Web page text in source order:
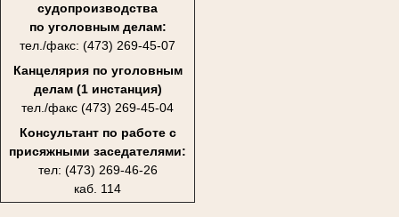
судопроизводства
по уголовным делам:
тел./факс: (473) 269-45-07
Канцелярия по уголовным
делам (1 инстанция)
тел./факс (473) 269-45-04
Консультант по работе с
присяжными заседателями:
тел: (473) 269-46-26
каб. 114